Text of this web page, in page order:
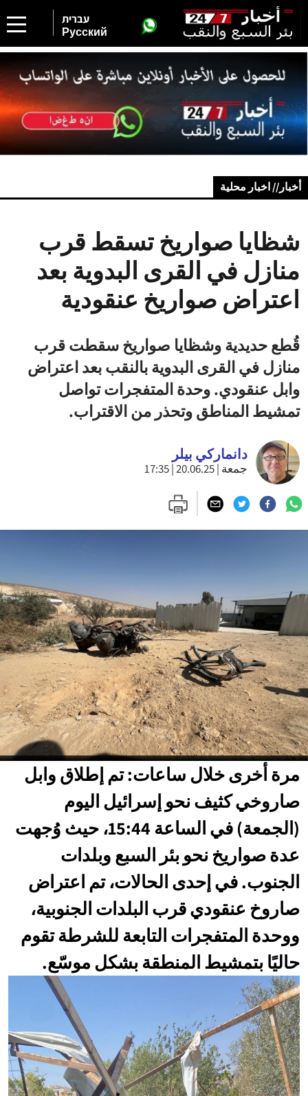
עברית
Русский
أخبار// اخبار محلية
شظايا صواريخ تسقط قرب
منازل في القرى البدوية بعد
اعتراض صواريخ عنقودية
قُطع حديدية وشظايا صواريخ سقطت قرب
منازل في القرى البدوية بالنقب بعد اعتراض
وابل عنقودي. وحدة المتفجرات تواصل
تمشيط المناطق وتحذر من الاقتراب.
دانماركي بيلر
جمعة | 20.06.25 | 17:35
مرة أخرى خلال ساعات: تم إطلاق وابل
صاروخي كثيف نحو إسرائيل اليوم
(الجمعة) في الساعة 15:44، حيث وُجهت
عدة صواريخ نحو بئر السبع وبلدات
الجنوب. في إحدى الحالات، تم اعتراض
صاروخ عنقودي قرب البلدات الجنوبية،
ووحدة المتفجرات التابعة للشرطة تقوم
حاليًا بتمشيط المنطقة بشكل موسّع.